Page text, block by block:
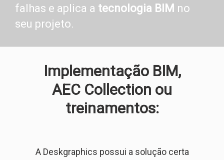
falhas e aplica a tecnologia BIM no
seu projeto.
Implementação BIM,
AEC Collection ou
treinamentos:
A Deskgraphics possui a solução certa